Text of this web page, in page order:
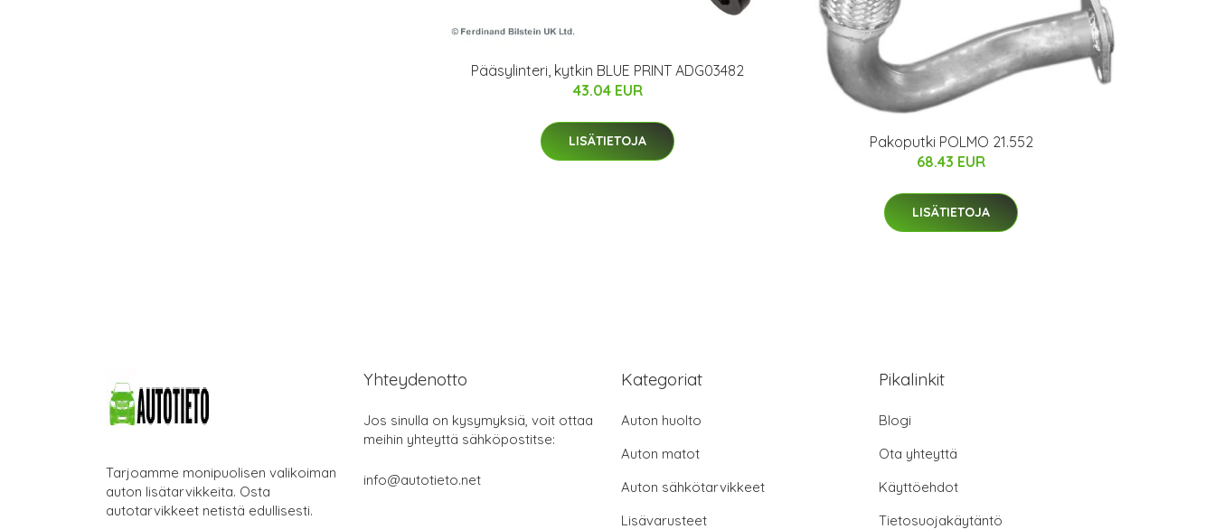
Pääsylinteri, kytkin BLUE PRINT ADG03482
43.04 EUR
LISÄTIETOJA
Pakoputki POLMO 21.552
68.43 EUR
LISÄTIETOJA
Tarjoamme monipuolisen valikoiman
auton lisätarvikkeita. Osta
autotarvikkeet netistä edullisesti.
Yhteydenotto
Jos sinulla on kysymyksiä, voit ottaa
meihin yhteyttä sähköpostitse:
info@autotieto.net
Kategoriat
Auton huolto
Auton matot
Auton sähkötarvikkeet
Lisävarusteet
Pikalinkit
Blogi
Ota yhteyttä
Käyttöehdot
Tietosuojakäytäntö